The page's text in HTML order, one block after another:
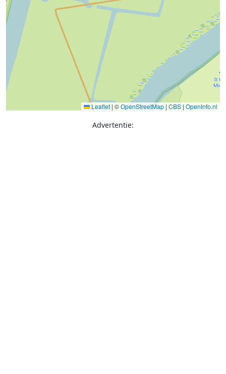
Leaflet | ©OpenStreetMap | CBS | OpenInfo.nl
Advertentie: